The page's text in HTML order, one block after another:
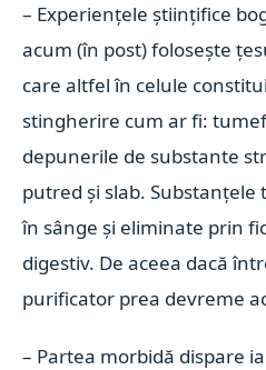
– Experiențele științifice
acum (în post) folosește
care altfel în celule
stingherire cum ar fi:
depunerile de substante
putred și slab.
în sânge și eliminate prin
digestiv. De aceea dacă
purificator prea devreme
– Partea morbidă dispare